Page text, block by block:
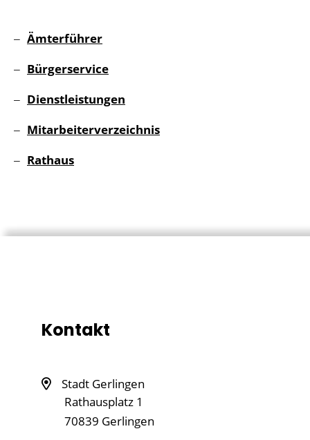
Ämterführer
Bürgerservice
Dienstleistungen
Mitarbeiterverzeichnis
Rathaus
Kontakt
Stadt Gerlingen
Rathausplatz 1
70839 Gerlingen